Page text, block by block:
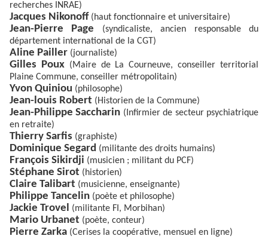
recherches INRAE)
Jacques Nikonoff(haut fonctionnaire et universitaire)
Jean-Pierre Page (syndicaliste, ancien responsable du
département international de la CGT)
Aline Pailler (journaliste)
Gilles Poux(Maire de La Courneuve, conseiller territorial
Plaine Commune, conseiller métropolitain)
Yvon Quiniou (philosophe)
Jean-louis Robert (Historien de la Commune)
Jean-Philippe Saccharin (Infirmier de secteur psychiatrique
en retraite)
Thierry Sarfis (graphiste)
Dominique Segard (militante des droits humains)
François Sikirdji (musicien ; militant du PCF)
Stéphane Sirot (historien)
Claire Talibart (musicienne, enseignante)
Philippe Tancelin (poète et philosophe)
Jackie Trovel (militante FI, Morbihan)
Mario Urbanet (poète, conteur)
Pierre Zarka (Cerises la coopérative, mensuel en ligne)